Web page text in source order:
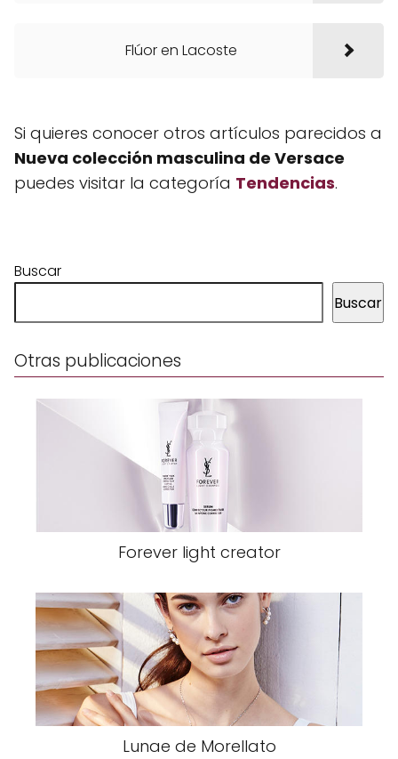
Flúor en Lacoste
Si quieres conocer otros artículos parecidos a
Nueva colección masculina de Versace
puedes visitar la categoría Tendencias.
Buscar
Buscar
Otras publicaciones
Forever light creator
Lunae de Morellato